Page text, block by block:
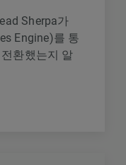
Sherpa가
Engine)를 통
환했는지 알